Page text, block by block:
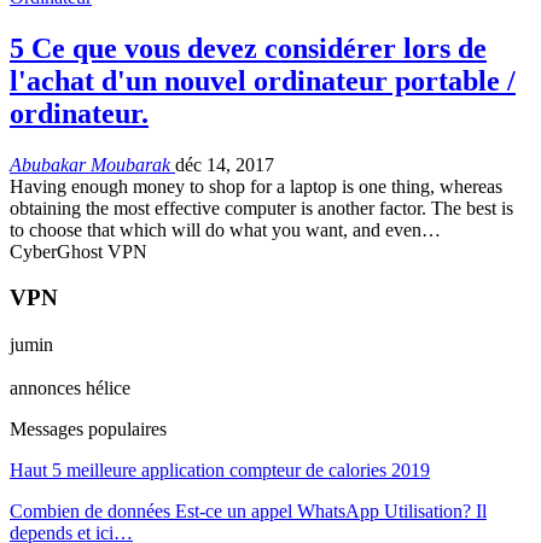
5 Ce que vous devez considérer lors de
l'achat d'un nouvel ordinateur portable /
ordinateur.
Abubakar Moubarakdéc 14, 2017
Having enough money to shop for a laptop is one thing, whereas
obtaining the most effective computer is another factor. The best is
to choose that which will do what you want, and even…
CyberGhost VPN
VPN
jumin
annonces hélice
Messages populaires
Haut 5 meilleure application compteur de calories 2019
Combien de données Est-ce un appel WhatsApp Utilisation? Il
depends et ici…